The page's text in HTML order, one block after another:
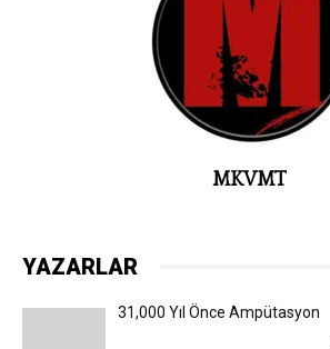
MKVMT
YAZARLAR
31,000 Yıl Önce Ampütasyon